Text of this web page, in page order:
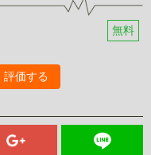
無料
評価する